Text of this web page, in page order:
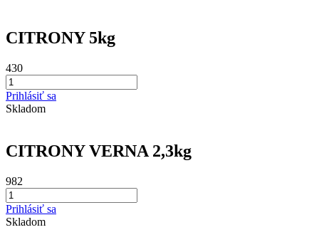
CITRONY 5kg
430
Prihlásiť sa
Skladom
CITRONY VERNA 2,3kg
982
Prihlásiť sa
Skladom